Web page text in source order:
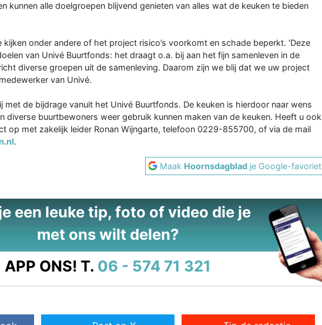
kunnen alle doelgroepen blijvend genieten van alles wat de keuken te bieden
onder andere of het project risico’s voorkomt en schade beperkt. ‘Deze
van Univé Buurtfonds: het draagt o.a. bij aan het fijn samenleven in de
diverse groepen uit de samenleving. Daarom zijn we blij dat we uw project
van Univé.
met de bijdrage vanuit het Univé Buurtfonds. De keuken is hierdoor naar wens
diverse buurtbewoners weer gebruik kunnen maken van de keuken. Heeft u ook
op met zakelijk leider Ronan Wijngarte, telefoon 0229-855700, of via de mail
.
Maak Hoornsdagblad je Google-favoriet
een leuke tip, foto of video die je
met ons wilt delen?
APP ONS! T. 06 - 574 71 321